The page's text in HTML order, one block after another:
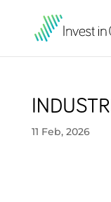
11 Feb, 2026